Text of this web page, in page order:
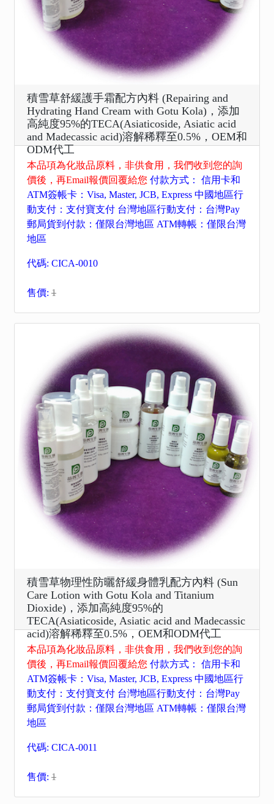
積雪草舒緩護手霜配方內料 (Repairing and
Hydrating Hand Cream with Gotu Kola)，添加
高純度95%的TECA(Asiaticoside, Asiatic acid
and Madecassic acid)溶解稀釋至0.5%，OEM和
ODM代工
本品項為化妝品原料，非供食用，我們收到您的詢
價後，再Email報價回覆給您 付款方式： 信用卡和
ATM簽帳卡：Visa, Master, JCB, Express 中國地區行
動支付：支付寶支付 台灣地區行動支付：台灣Pay
郵局貨到付款：僅限台灣地區 ATM轉帳：僅限台灣
地區
代碼: CICA-0010
售價: 1
積雪草物理性防曬舒緩身體乳配方內料 (Sun
Care Lotion with Gotu Kola and Titanium
Dioxide)，添加高純度95%的
TECA(Asiaticoside, Asiatic acid and Madecassic
acid)溶解稀釋至0.5%，OEM和ODM代工
本品項為化妝品原料，非供食用，我們收到您的詢
價後，再Email報價回覆給您 付款方式： 信用卡和
ATM簽帳卡：Visa, Master, JCB, Express 中國地區行
動支付：支付寶支付 台灣地區行動支付：台灣Pay
郵局貨到付款：僅限台灣地區 ATM轉帳：僅限台灣
地區
代碼: CICA-0011
售價: 1